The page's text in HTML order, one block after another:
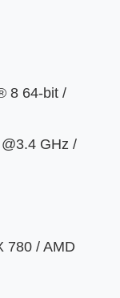
8 64-bit /
GHz /
780 / AMD